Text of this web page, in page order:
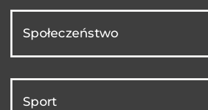
Społeczeństwo
Sport